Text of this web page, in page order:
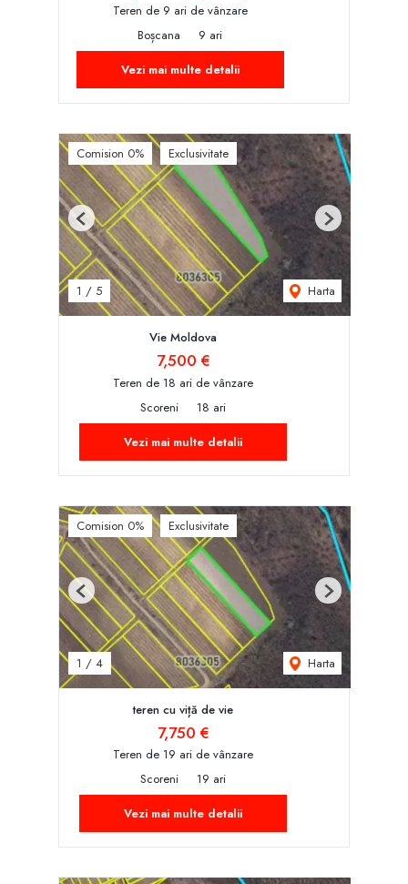
Teren de 9 ari de vânzare
Boșcana
9 ari
Vezi mai multe detalii
Comision 0% Exclusivitate
1 / 5 Harta
Previous Next
Vie Moldova
7,500 €
Teren de 18 ari de vânzare
Scoreni
18 ari
Vezi mai multe detalii
Comision 0% Exclusivitate
1 / 4 Harta
Previous Next
teren cu viță de vie
7,750 €
Teren de 19 ari de vânzare
Scoreni
19 ari
Vezi mai multe detalii